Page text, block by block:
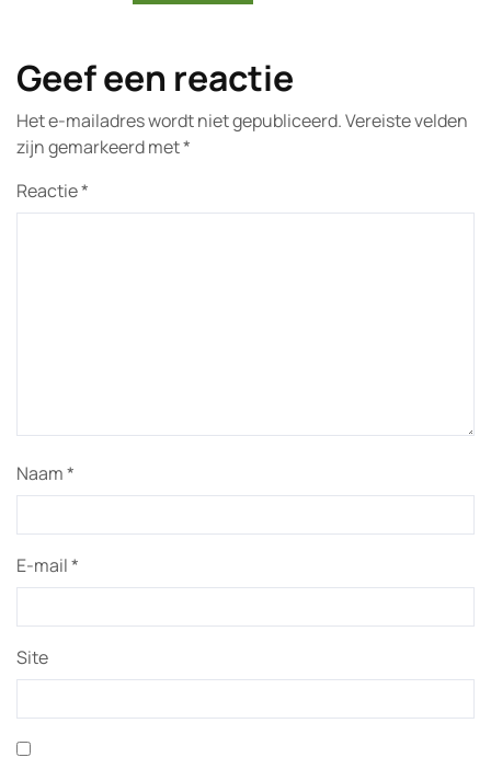
Geef een reactie
Het e-mailadres wordt niet gepubliceerd.Vereiste velden
zijn gemarkeerd met*
Reactie*
Naam*
E-mail*
Site